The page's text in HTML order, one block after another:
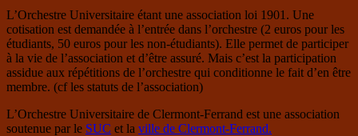
L’Orchestre Universitaire étant une association loi 1901. Une
cotisation est demandée à l’entrée dans l’orchestre (2 euros pour les
étudiants, 50 euros pour les non-étudiants). Elle permet de participer
à la vie de l’association et d’être assuré. Mais c’est la participation
assidue aux répétitions de l’orchestre qui conditionne le fait d’en être
membre. (cf les statuts de l’association)
L’Orchestre Universitaire de Clermont-Ferrand est une association
soutenue par le SUC et la ville de Clermont-Ferrand.